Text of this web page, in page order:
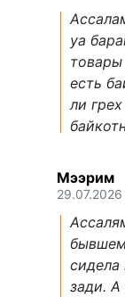
уа
есть
ли
Мээрим
зади.